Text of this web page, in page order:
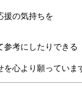
援の気持ちを
参考にしたりできる
を心より願っていま